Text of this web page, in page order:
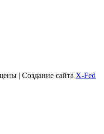
| Создание сайта X-Fed